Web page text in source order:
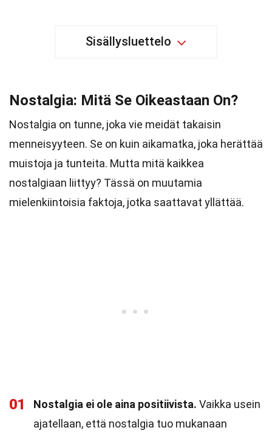
Sisällysluettelo
Nostalgia: Mitä Se Oikeastaan On?
Nostalgia on tunne, joka vie meidät takaisin
menneisyyteen. Se on kuin aikamatka, joka herättää
muistoja ja tunteita. Mutta mitä kaikkea
nostalgiaan liittyy? Tässä on muutamia
mielenkiintoisia faktoja, jotka saattavat yllättää.
01 Nostalgia ei ole aina positiivista. Vaikka usein
ajatellaan, että nostalgia tuo mukanaan